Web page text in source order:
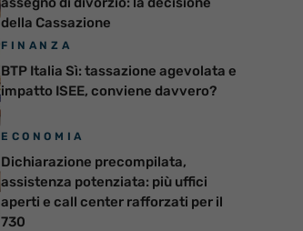
della Cassazione
FINANZA
BTP Italia Sì: tassazione agevolata e
impatto ISEE, conviene davvero?
ECONOMIA
Dichiarazione precompilata,
assistenza potenziata: più uffici
aperti e call center rafforzati per il
730